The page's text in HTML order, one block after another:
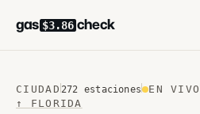
gas $3.86 check
CIUDAD 272 estaciones EN VIVO
↑ FLORIDA